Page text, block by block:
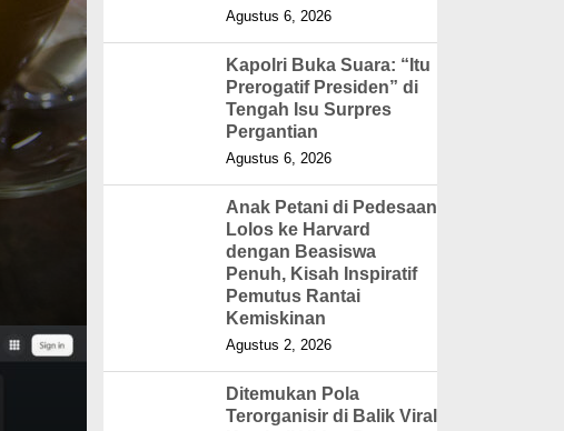
Agustus 6, 2026
Kapolri Buka Suara: “Itu
Prerogatif Presiden” di
Tengah Isu Surpres
Pergantian
Agustus 6, 2026
Anak Petani di Pedesaan
Lolos ke Harvard
dengan Beasiswa
Penuh, Kisah Inspiratif
Pemutus Rantai
Kemiskinan
Agustus 2, 2026
Ditemukan Pola
Terorganisir di Balik Viral